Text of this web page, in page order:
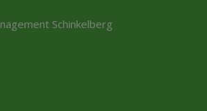
Schinkelberg